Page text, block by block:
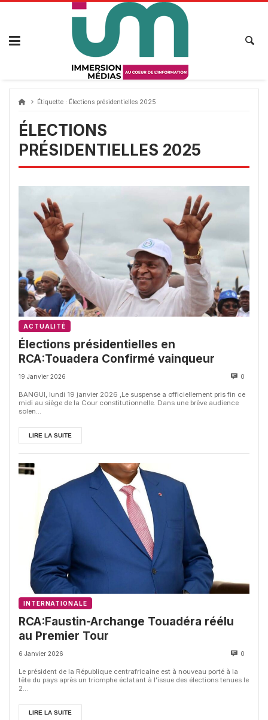
Passer
Étiquette : Élections présidentielles 2025
ÉLECTIONS
PRÉSIDENTIELLES 2025
ACTUALITÉ
Élections présidentielles en
RCA:Touadera Confirmé vainqueur
19 Janvier 2026 0
BANGUI, lundi 19 janvier 2026 ,Le suspense a officiellement pris fin ce
midi au siège de la Cour constitutionnelle. Dans une brève audience
solen...
LIRE LA SUITE
INTERNATIONALE
RCA:Faustin-Archange Touadéra réélu
au Premier Tour
6 Janvier 2026 0
Le président de la République centrafricaine est à nouveau porté à la
tête du pays après un triomphe éclatant à l'issue des élections tenues le
2...
LIRE LA SUITE